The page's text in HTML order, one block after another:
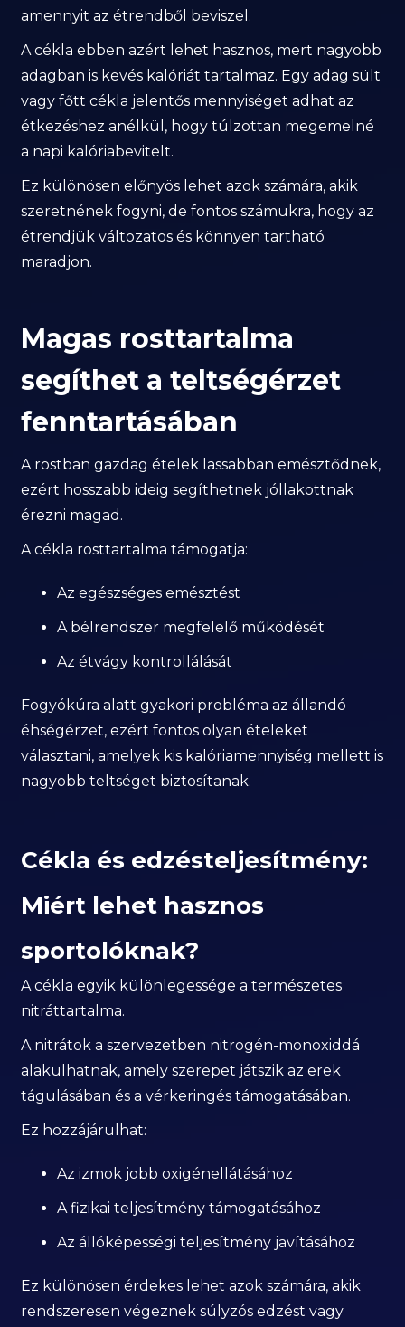
amennyit az étrendből beviszel.
A cékla ebben azért lehet hasznos, mert nagyobb
adagban is kevés kalóriát tartalmaz. Egy adag sült
vagy főtt cékla jelentős mennyiséget adhat az
étkezéshez anélkül, hogy túlzottan megemelné
a napi kalóriabevitelt.
Ez különösen előnyös lehet azok számára, akik
szeretnének fogyni, de fontos számukra, hogy az
étrendjük változatos és könnyen tartható
maradjon.
Magas rosttartalma
segíthet a teltségérzet
fenntartásában
A rostban gazdag ételek lassabban emésztődnek,
ezért hosszabb ideig segíthetnek jóllakottnak
érezni magad.
A cékla rosttartalma támogatja:
Az egészséges emésztést
A bélrendszer megfelelő működését
Az étvágy kontrollálását
Fogyókúra alatt gyakori probléma az állandó
éhségérzet, ezért fontos olyan ételeket
választani, amelyek kis kalóriamennyiség mellett is
nagyobb teltséget biztosítanak.
Cékla és edzésteljesítmény:
Miért lehet hasznos
sportolóknak?
A cékla egyik különlegessége a természetes
nitráttartalma.
A nitrátok a szervezetben nitrogén-monoxiddá
alakulhatnak, amely szerepet játszik az erek
tágulásában és a vérkeringés támogatásában.
Ez hozzájárulhat:
Az izmok jobb oxigénellátásához
A fizikai teljesítmény támogatásához
Az állóképességi teljesítmény javításához
Ez különösen érdekes lehet azok számára, akik
rendszeresen végeznek súlyzós edzést vagy